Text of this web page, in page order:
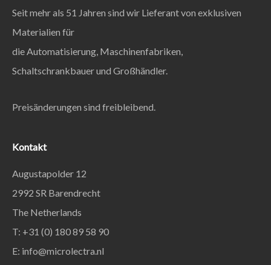
Seit mehr als 51 Jahren sind wir Lieferant von exklusiven
Materialien für
die Automatisierung, Maschinenfabriken,
Schaltschrankbauer und Großhändler.
Preisänderungen sind freibleibend.
Kontakt
Augustapolder 12
2992 SR Barendrecht
The Netherlands
T: +31 (0) 180 89 58 90
E: info@microlectra.nl